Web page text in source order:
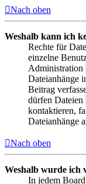
Nach oben
Weshalb kann ich
Rechte für
einzelne
Administration
Dateianhänge
Beitrag
dürfen Dateien
kontaktieren,
Dateianhänge
Nach oben
Weshalb wurde ich
In jedem